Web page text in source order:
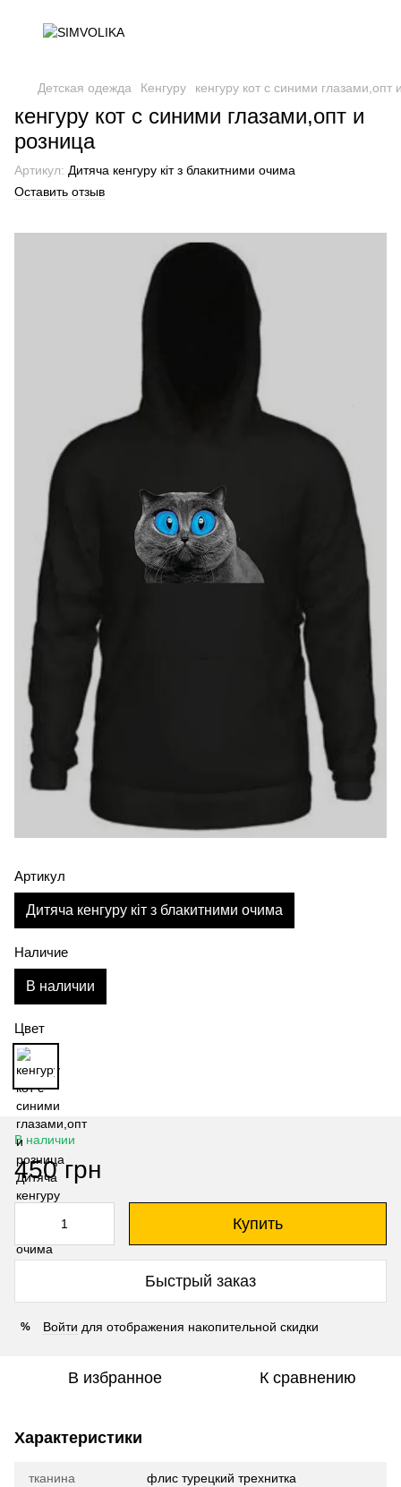
Детская одежда Кенгуру кенгуру кот с синими глазами,опт
кенгуру кот с синими глазами,опт и
розница
Артикул: Дитяча кенгуру кіт з блакитними очима
Оставить отзыв
Артикул
Дитяча кенгуру кіт з блакитними очима
Наличие
В наличии
Цвет
В наличии
450 грн
Купить
Быстрый заказ
% Войти для отображения накопительной скидки
В избранное К сравнению
Характеристики
тканина флис турецкий трехнитка